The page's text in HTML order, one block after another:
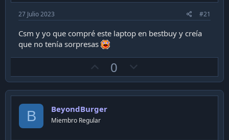
27 Julio 2023 #21
Csm y yo que compré este laptop en bestbuy y creía
que no tenía sorpresas
U
p
v
t
0
o
w
B BeyondBurger
Miembro Regular